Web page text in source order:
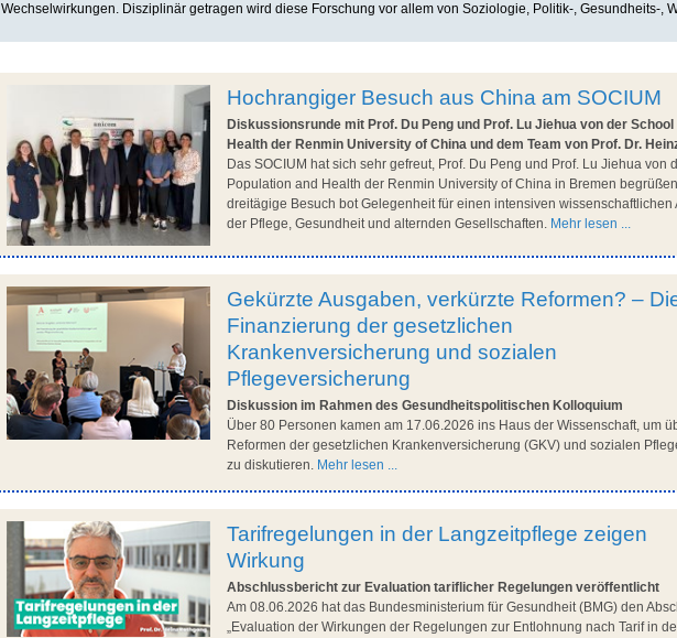
Wechselwirkungen. Disziplinär getragen wird diese Forschung vor allem von Soziologie, Politik-, Gesundheits-,
Hochrangiger Besuch aus China am SOCIUM
Diskussionsrunde mit Prof. Du Peng und Prof. Lu Jiehua von der School
Health der Renmin University of China und dem Team von Prof. Dr.
Das SOCIUM hat sich sehr gefreut, Prof. Du Peng und Prof. Lu Jiehua von
Population and Health der Renmin University of China in Bremen
dreitägige Besuch bot Gelegenheit für einen intensiven wissenschaftlichen
der Pflege, Gesundheit und alternden Gesellschaften. Mehr lesen ...
Gekürzte Ausgaben, verkürzte Reformen? –
Finanzierung der gesetzlichen
Krankenversicherung und sozialen
Pflegeversicherung
Diskussion im Rahmen des Gesundheitspolitischen Kolloquium
Über 80 Personen kamen am 17.06.2026 ins Haus der Wissenschaft, um
Reformen der gesetzlichen Krankenversicherung (GKV) und sozialen
zu diskutieren. Mehr lesen ...
Tarifregelungen in der Langzeitpflege zeigen
Wirkung
Abschlussbericht zur Evaluation tariflicher Regelungen veröffentlicht
Am 08.06.2026 hat das Bundesministerium für Gesundheit (BMG) den
„Evaluation der Wirkungen der Regelungen zur Entlohnung nach Tarif in